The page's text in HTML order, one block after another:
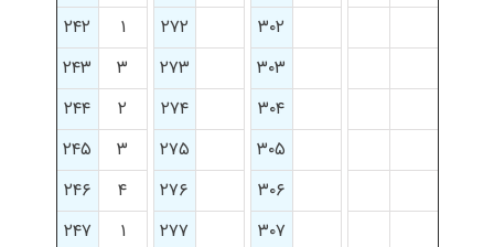
۳۰۲
۲۷۲ ۱
۲۴۲
۳۰۳
۲۷۳ ۳
۲۴۳
۳۰۴
۲۷۴ ۲
۲۴۴
۳۰۵
۲۷۵ ۳
۲۴۵
۳۰۶
۲۷۶ ۴
۲۴۶
۳۰۷
۲۷۷ ۱
۲۴۷